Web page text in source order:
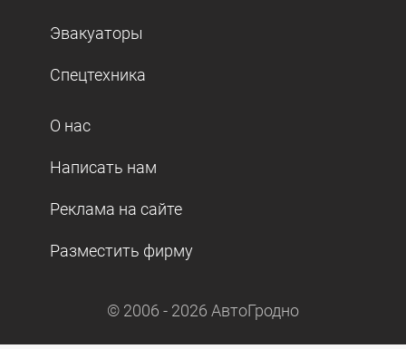
Эвакуаторы
Спецтехника
О нас
Написать нам
Реклама на сайте
Разместить фирму
© 2006 - 2026 АвтоГродно